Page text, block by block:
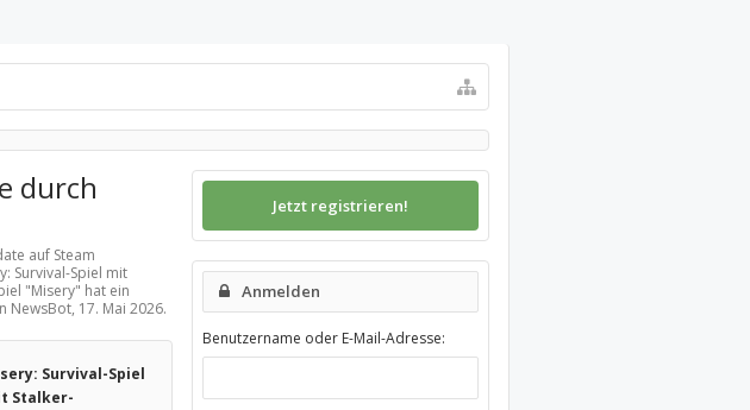
durch
auf Steam
Survival-Spiel mit
"Misery" hat ein
NewsBot, 17. Mai 2026.
Survival-Spiel
Stalker-
Jetzt registrieren!
Anmelden
Benutzername oder E-Mail-Adresse: